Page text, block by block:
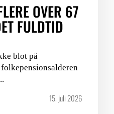
OVER 67
FULDTID
blot på
15. juli 2026